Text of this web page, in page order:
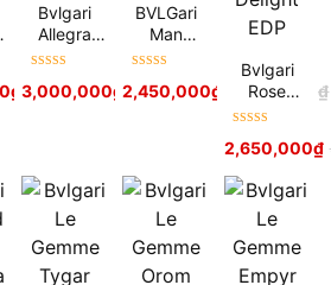
₫5,500,000 ₫
₫
Bvlgari
Allegra
Fantasia
hạng5sao 3,800,000
3,000,000₫
BVLGari
Man
Terrae
hạng5sao 2,900,000₫
2,450,000₫
Bvlgari
Rose
Goldea
Delight
hạng5sao
2,650,000₫